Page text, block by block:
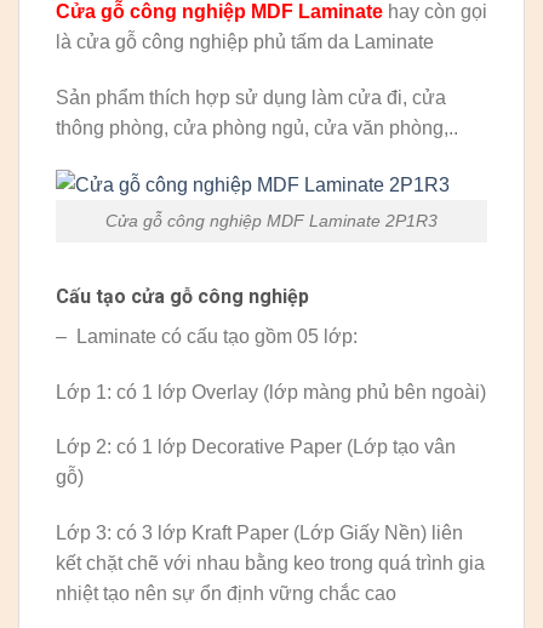
Cửa gỗ công nghiệp MDF Laminate hay còn gọi
là cửa gỗ công nghiệp phủ tấm da Laminate
Sản phẩm thích hợp sử dụng làm cửa đi, cửa
thông phòng, cửa phòng ngủ, cửa văn phòng,..
Cửa gỗ công nghiệp MDF Laminate 2P1R3
Cấu tạo cửa gỗ công nghiệp
– Laminate có cấu tạo gồm 05 lớp:
Lớp 1: có 1 lớp Overlay (lớp màng phủ bên ngoài)
Lớp 2: có 1 lớp Decorative Paper (Lớp tạo vân
gỗ)
Lớp 3: có 3 lớp Kraft Paper (Lớp Giấy Nền) liên
kết chặt chẽ với nhau bằng keo trong quá trình gia
nhiệt tạo nên sự ổn định vững chắc cao